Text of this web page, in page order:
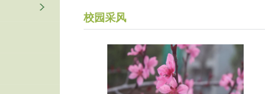
校园采风